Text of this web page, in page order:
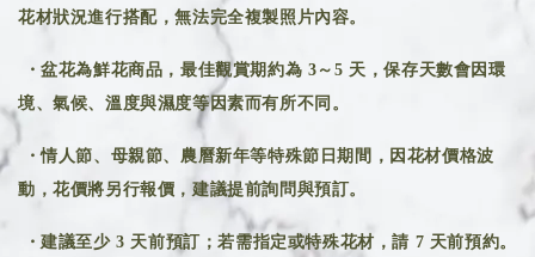
花材狀況進行搭配，無法完全複製照片內容。
・盆花為鮮花商品，最佳觀賞期約為 3～5 天，保存天數會因環
境、氣候、溫度與濕度等因素而有所不同。
・情人節、母親節、農曆新年等特殊節日期間，因花材價格波
動，花價將另行報價，建議提前詢問與預訂。
・建議至少 3 天前預訂；若需指定或特殊花材，請 7 天前預約。